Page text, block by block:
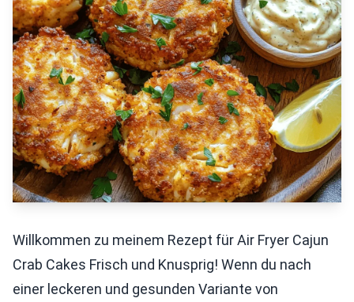
Willkommen zu meinem Rezept für Air Fryer Cajun
Crab Cakes Frisch und Knusprig! Wenn du nach
einer leckeren und gesunden Variante von